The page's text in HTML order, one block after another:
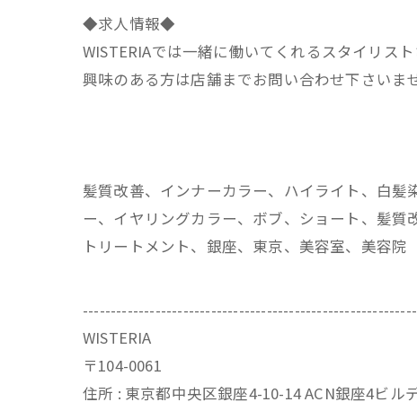
◆求人情報◆
WISTERIAでは一緒に働いてくれるスタイリスト
興味のある方は店舗までお問い合わせ下さいませ
髪質改善、インナーカラー、ハイライト、白
ー、イヤリングカラー、ボブ、ショート、髪
トリートメント、銀座、東京、美容室、美容院
WISTERIA
〒104-0061
住所 : 東京都中央区銀座4-10-14 ACN銀座4ビル